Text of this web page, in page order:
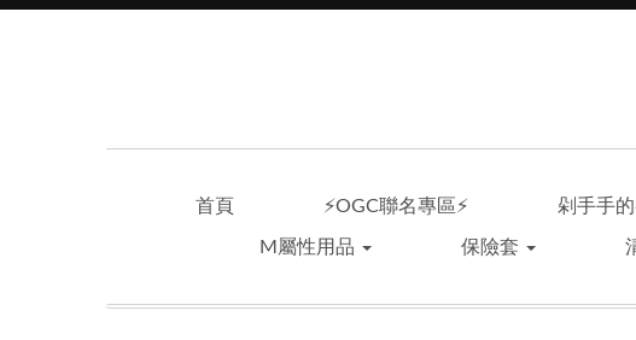
首頁 ⚡OGC聯名專區⚡ 剁手手
M屬性用品 保險套